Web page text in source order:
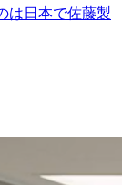
は日本で佐藤製